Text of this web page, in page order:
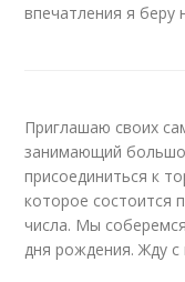
впечатления я беру
Приглашаю своих
занимающий
присоединиться к
которое состоится по
числа. Мы
дня рождения. Жду с